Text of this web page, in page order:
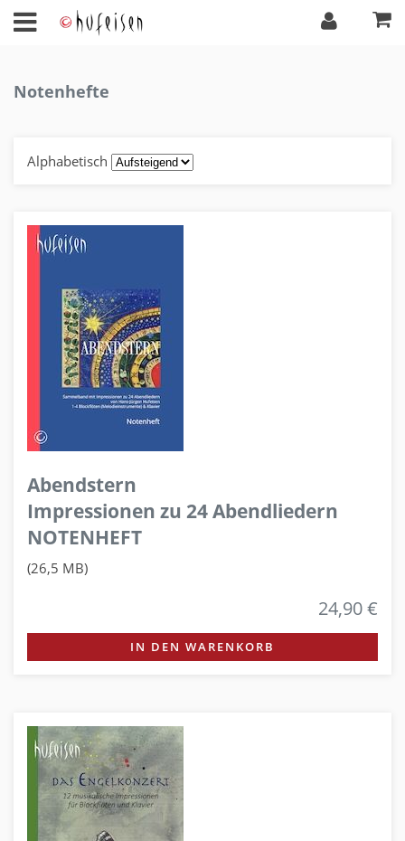
Notenhefte
Alphabetisch
Abendstern
Impressionen zu 24 Abendliedern
NOTENHEFT
(26,5 MB)
24,90 €
IN DEN WARENKORB